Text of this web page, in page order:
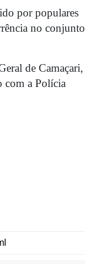
por populares
no conjunto
de Camaçari,
com a Polícia